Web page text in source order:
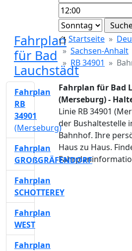
Fahrplan
für Bad
Lauchstädt
Startseite
Sachsen-Anhalt
RB 34901
Fahrplan für Bad
(Merseburg) -
Linie RB 34901
der Bushaltestelle
Bahnhof. Ihre
Haus zu Haus.
Fahrplan
RB
34901
(Merseburg)
Fahrplan
GROßGRÄFENDORF
Fahrplan
SCHOTTEREY
Fahrplan
WEST
Fahrplan